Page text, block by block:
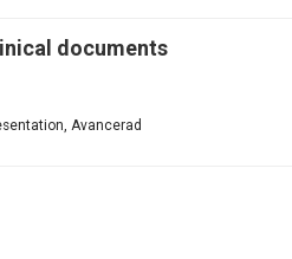
documents
Avancerad